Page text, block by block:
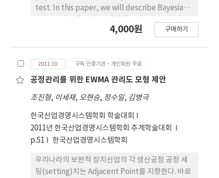
리고 와이블 분포에 대한 수치 예제를 제시한다.
test. In this paper, we will describe Bayesian
test based on the samples from a finite
likelihood function combine to from
posterior distribution. When we select
hypergeometric distribution. In this paper,
we will explain the conjugacy of the beta-
binomial distribution and hypergeometric
distribution. The purpose of this paper is to
a finite population based on the conjugacy of
the beta-binomial distribution.
4,000원 구매하기
2011.10 구독 인증기관·개인회원 무료
공정관리를 위한 EWMA 관리도 모형 제안
조진형, 이세재, 오현승, 정수일, 김병극
한국산업경영시스템학회 학술대회
2011년 한국산업경영시스템학회 추계학술대회
p.51
한국산업경영시스템학회
우리나라의 보편적 장치산업의 각 생산공정 공정 세
팅(setting)치는 Adjacent Point를 지향한다. 바로